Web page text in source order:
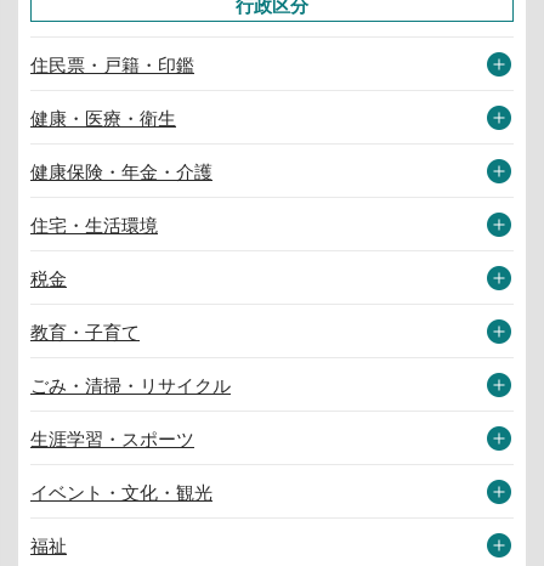
行政区分
住民票・戸籍・印鑑
健康・医療・衛生
健康保険・年金・介護
住宅・生活環境
税金
教育・子育て
ごみ・清掃・リサイクル
生涯学習・スポーツ
イベント・文化・観光
福祉